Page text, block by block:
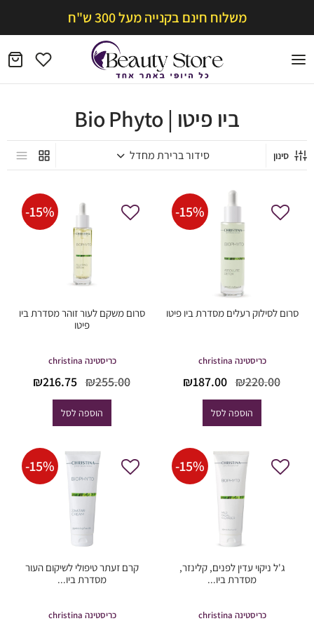
משלוח חינם בקנייה מעל 300 ש"ח
ביו פיטו | Bio Phyto
סינון
-15%
סרום לסילוק רעלים מסדרת ביו פיטו
כריסטינה christina
₪220.00
המחיר
היה:
₪220.00.
₪187.00
הוספה לסל
-15%
סרום משקם לעור זוהר מסדרת ביו
פיטו
כריסטינה christina
₪255.00
המחיר
היה:
₪255.00.
₪216.75
הוספה לסל
-15%
ג'ל ניקוי עדין לפנים, קלינזר,
מסדרת ביו...
כריסטינה christina
-15%
קרם זעתר טיפולי לשיקום העור
מסדרת ביו...
כריסטינה christina